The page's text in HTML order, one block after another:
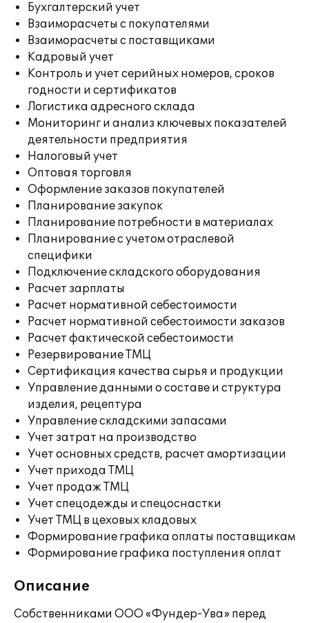
Бухгалтерский учет
Взаиморасчеты с покупателями
Взаиморасчеты с поставщиками
Кадровый учет
Контроль и учет серийных номеров, сроков
годности и сертификатов
Логистика адресного склада
Мониторинг и анализ ключевых показателей
деятельности предприятия
Налоговый учет
Оптовая торговля
Оформление заказов покупателей
Планирование закупок
Планирование потребности в материалах
Планирование с учетом отраслевой
специфики
Подключение складского оборудования
Расчет зарплаты
Расчет нормативной себестоимости
Расчет нормативной себестоимости заказов
Расчет фактической себестоимости
Резервирование ТМЦ
Сертификация качества сырья и продукции
Управление данными о составе и структура
изделия, рецептура
Управление складскими запасами
Учет затрат на производство
Учет основных средств, расчет амортизации
Учет прихода ТМЦ
Учет продаж ТМЦ
Учет спецодежды и спецоснастки
Учет ТМЦ в цеховых кладовых
Формирование графика оплаты поставщикам
Формирование графика поступления оплат
Описание
Собственниками ООО «Фундер-Ува» перед